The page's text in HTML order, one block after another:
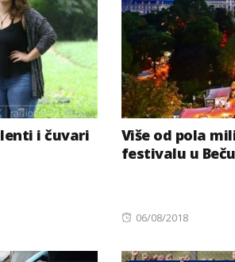
i čuvari
Više od pola
festivalu u Beču
Posted
06/08/2018